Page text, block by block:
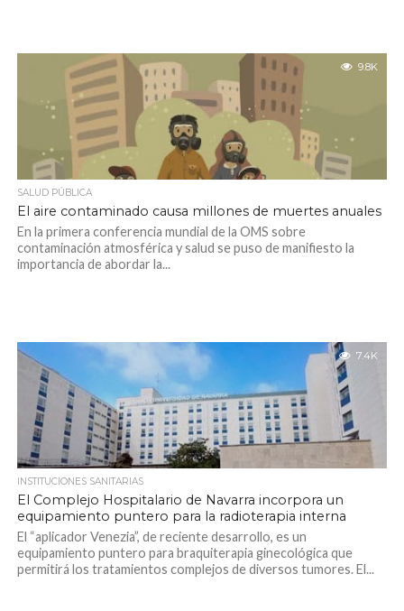
9.8K
SALUD PÚBLICA
El aire contaminado causa millones de muertes anuales
En la primera conferencia mundial de la OMS sobre
contaminación atmosférica y salud se puso de manifiesto la
importancia de abordar la...
7.4K
INSTITUCIONES SANITARIAS
El Complejo Hospitalario de Navarra incorpora un
equipamiento puntero para la radioterapia interna
El “aplicador Venezia”, de reciente desarrollo, es un
equipamiento puntero para braquiterapia ginecológica que
permitirá los tratamientos complejos de diversos tumores. El...